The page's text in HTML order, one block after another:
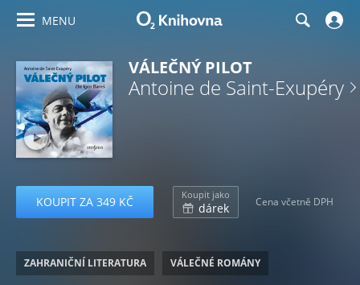
MENU
VÁLEČNÝ PILOT
Antoine de Saint-Exupéry
KOUPIT ZA 349 KČ Koupit jako
dárek Cena včetně DPH
ZAHRANIČNÍ LITERATURA VÁLEČNÉ ROMÁNY